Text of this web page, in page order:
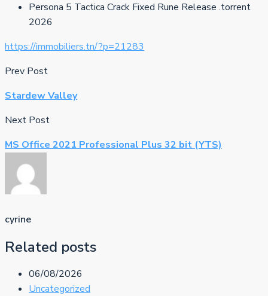
Persona 5 Tactica Crack Fixed Rune Release .torrent
2026
https://immobiliers.tn/?p=21283
Prev Post
Stardew Valley
Next Post
MS Office 2021 Professional Plus 32 bit (YTS)
cyrine
Related posts
06/08/2026
Uncategorized